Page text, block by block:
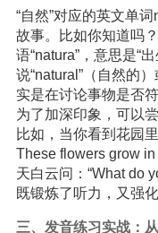
“自然”对应的英文单
故事。比如你知道吗
语“natura”，意思是“
说“natural”（自然的
实是在讨论事物是否符
为了加深印象，可以
比如，当你看到花园
These flowers grow
天白云问：“What do
既锻炼了听力，又强
三、发音练习实战：